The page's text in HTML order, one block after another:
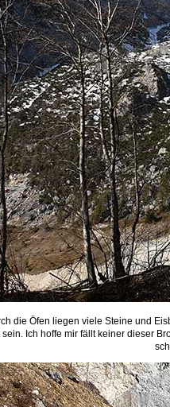
die Öfen liegen viele Steine und
Ich hoffe mir fällt keiner dieser